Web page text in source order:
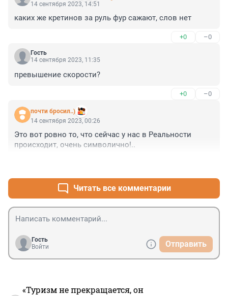
14 сентября 2023, 14:51
каких же кретинов за руль фур сажают, слов нет
+0 –0
Гость
14 сентября 2023, 11:35
превышение скорости?
+0 –0
почти бросил..)
14 сентября 2023, 00:26
Это вот ровно то, что сейчас у нас в Реальности
происходит, очень символично!..
Читать все комментарии
Гость
Войти
Отправить
«Туризм не прекращается, он